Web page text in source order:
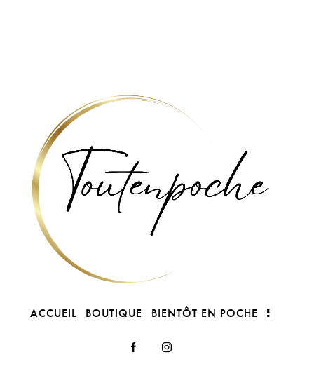
ACCUEIL BOUTIQUE BIENTÔT EN POCHE